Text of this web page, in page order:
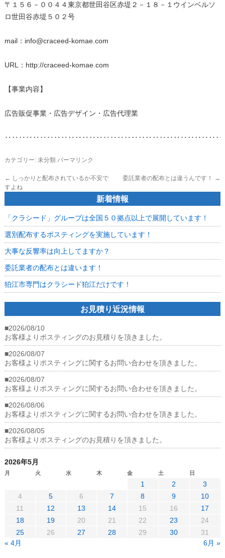
〒１５６－００４４東京都世田谷区赤堤２－１８－１ウインベルソ
ロ世田谷赤堤５０２号
mail：info@craceed-komae.com
URL：http://craceed-komae.com
【事業内容】
広告販促事業・広告デザイン・広告代理業
カテゴリー: 未分類 パーマリンク
← しっかりと配布されているか不安で
すよね
委託業者の配布とは違うんです！ →
新着情報
「クラシード」グループは全国５０拠点以上で展開しています！
選別配布するポスティングを実施しています！
大事な反響率は向上してますか？
委託業者の配布とは違います！
狛江市専門はクラシード狛江だけです！
お見積り近況情報
■2026/08/10
お客様よりポスティングのお見積りを頂きました。
■2026/08/07
お客様よりポスティングに関するお問い合わせを頂きました。
■2026/08/07
お客様よりポスティングに関するお問い合わせを頂きました。
■2026/08/06
お客様よりポスティングに関するお問い合わせを頂きました。
■2026/08/05
お客様よりポスティングのお見積りを頂きました。
2026年5月
月 火 水 木 金 土 日
« 4月 6月 »
1 2
3
4
5 6 7 8 9
10
11
12 13 14 15 16
17
18
19 20 21 22 23
24
25
26 27 28 29 30 31